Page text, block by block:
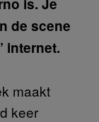
de scene
internet.
maakt
keer